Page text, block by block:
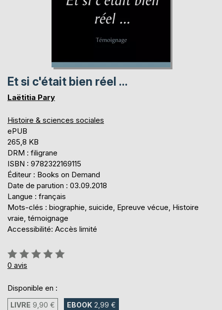
Et si c'était bien réel ...
Laëtitia Pary
Histoire & sciences sociales
ePUB
265,8 KB
DRM : filigrane
ISBN : 9782322169115
Éditeur : Books on Demand
Date de parution : 03.09.2018
Langue : français
Mots-clés : biographie, suicide, Epreuve vécue, Histoire
vraie, témoignage
Accessibilité: Accès limité
Évaluation:
0%
0 avis
Disponible en :
LIVRE 9,90 € EBOOK 2,99 €